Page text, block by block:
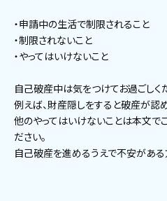
・申請中の生活で制限されること
・制限されないこと
・やってはいけないこと
自己破産中は気をつけてお過ごしく
例えば、財産隠しをすると破産が認
他のやってはいけないことは本文で
ださい。
自己破産を進めるうえで不安がある